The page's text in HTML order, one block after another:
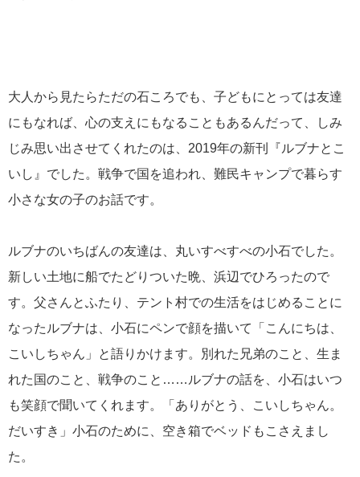
大人から見たらただの石ころでも、子どもにとっては友達
にもなれば、心の支えにもなることもあるんだって、しみ
じみ思い出させてくれたのは、2019年の新刊『ルブナとこ
いし』でした。戦争で国を追われ、難民キャンプで暮らす
小さな女の子のお話です。
ルブナのいちばんの友達は、丸いすべすべの小石でした。
新しい土地に船でたどりついた晩、浜辺でひろったので
す。父さんとふたり、テント村での生活をはじめることに
なったルブナは、小石にペンで顔を描いて「こんにちは、
こいしちゃん」と語りかけます。別れた兄弟のこと、生ま
れた国のこと、戦争のこと……ルブナの話を、小石はいつ
も笑顔で聞いてくれます。「ありがとう、こいしちゃん。
だいすき」小石のために、空き箱でベッドもこさえまし
た。